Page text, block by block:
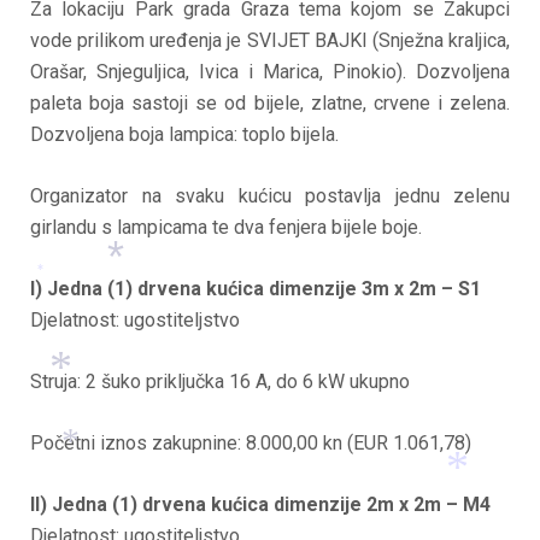
Za lokaciju Park grada Graza tema kojom se Zakupci
vode prilikom uređenja je SVIJET BAJKI (Snježna kraljica,
Orašar, Snjeguljica, Ivica i Marica, Pinokio). Dozvoljena
paleta boja sastoji se od bijele, zlatne, crvene i zelena.
Dozvoljena boja lampica: toplo bijela.
Organizator na svaku kućicu postavlja jednu zelenu
girlandu s lampicama te dva fenjera bijele boje.
I) Jedna (1) drvena kućica dimenzije 3m x 2m – S1
Djelatnost: ugostiteljstvo
Struja: 2 šuko priključka 16 A, do 6 kW ukupno
Početni iznos zakupnine: 8.000,00 kn (EUR 1.061,78)
II) Jedna (1) drvena kućica dimenzije 2m x 2m – M4
Djelatnost: ugostiteljstvo
*
*
*
*